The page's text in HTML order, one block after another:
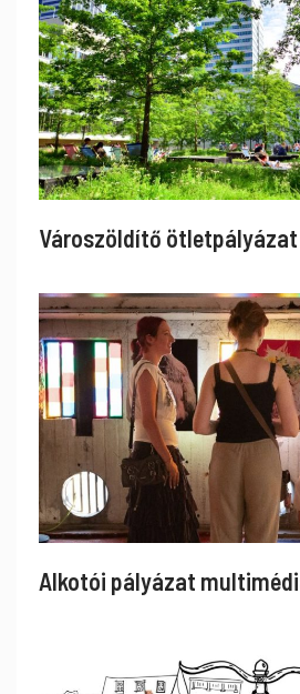
Városzöldítő ötletpályázat
Alkotói pályázat